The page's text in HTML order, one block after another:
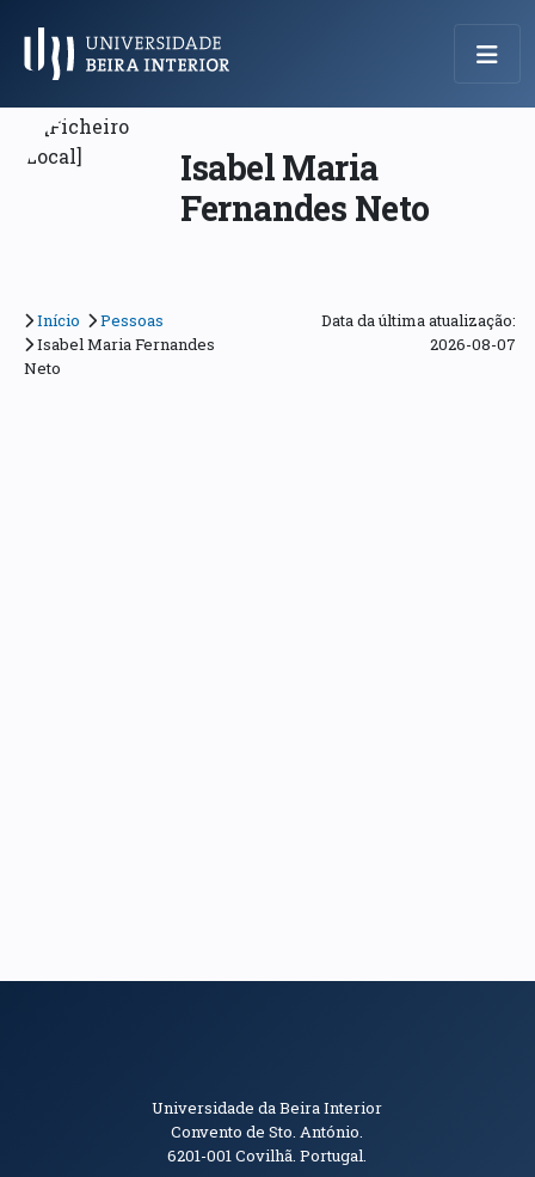
Menu Principal
Isabel Maria
Fernandes Neto
Início
Pessoas
Isabel Maria Fernandes
Neto
Data da última atualização:
2026-08-07
Informações de Contacto
Universidade da Beira Interior
Convento de Sto. António.
6201-001Covilhã. Portugal.